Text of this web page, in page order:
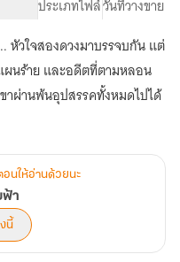
อหา ประเภทไฟล์วันที่วางขาย
หัวใจสองดวงมาบรรจบกัน แต่
ผนร้าย และอดีตที่ตามหลอน
าผ่านพ้นอุปสรรคทั้งหมดไปได้
อนให้อ่านด้วยนะ
ฟ้า
นี้